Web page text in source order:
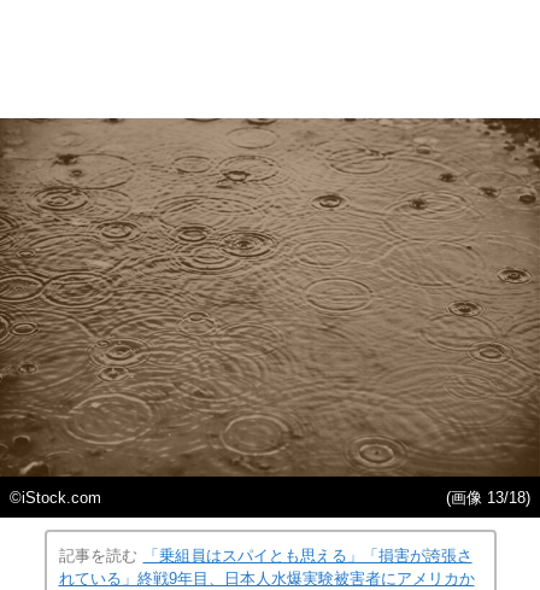
©iStock.com (画像 13/18)
記事を読む
「乗組員はスパイとも思える」「損害が誇張さ
れている」終戦9年目、日本人水爆実験被害者にアメリカか